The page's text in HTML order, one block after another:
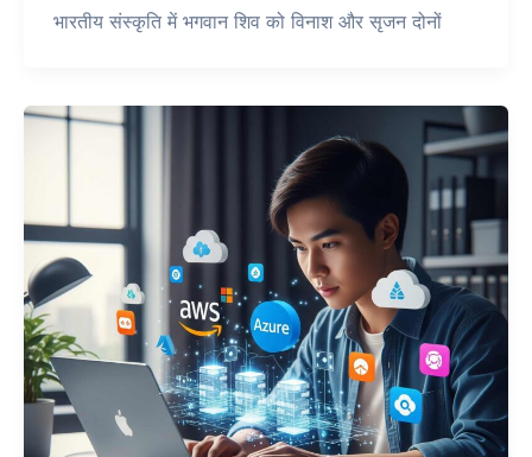
Blog,Vocational Education
Blog,Vocational Education/SDITS SDITS
क्लाउड कंप्यूटिंग: डिजिटल दुनिया की रीढ़डेटा स्टोरेज से लेकर
वैश्विक एप्लिकेशन चलाने तक, क्लाउड प्लेटफॉर्म्स व्यवसायों को
पूरी तरह बदल